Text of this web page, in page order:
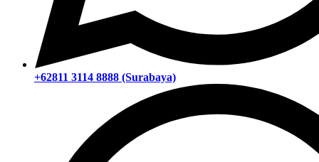
+62811 3114 8888 (Surabaya)